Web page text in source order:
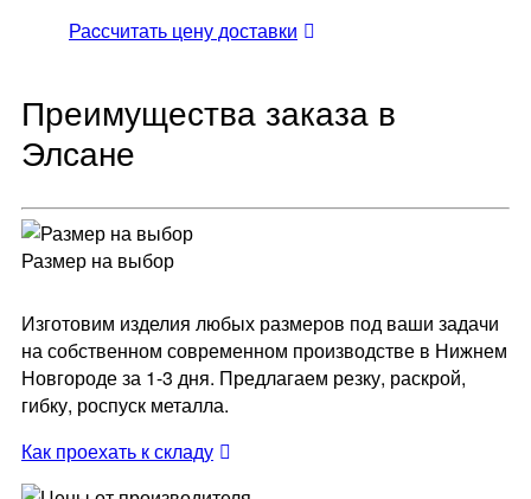
Раcсчитать цену доставки
Преимущества заказа в
Элсане
Размер на выбор
Изготовим изделия любых размеров под ваши задачи
на собственном современном производстве в Нижнем
Новгороде за 1-3 дня. Предлагаем резку, раскрой,
гибку, роспуск металла.
Как проехать к складу